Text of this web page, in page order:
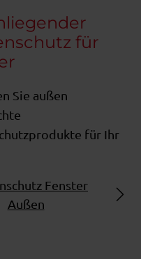
für
Sie außen
für Ihr
Fenster
Außen